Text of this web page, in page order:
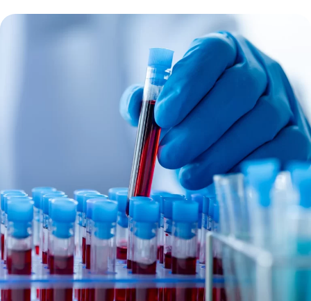
Kūginio pluošto kompiuterinė
tomografija